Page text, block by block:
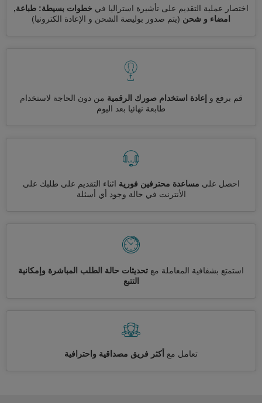
اختصار عملية التقديم على تأشيرة استراليا في خطوات بسيطة: طباعة,
امضاء و شحن (يتم صدور بوليصة الشحن و الإعادة الكترونيا)
قم برفع و إعادة استخدام صورك الرقمية من دون الحاجة لاستخدام
طابعة نهائيا بعد اليوم
احصل على مساعدة محترفين فورية اثناء التقديم على طلبك على
الأنترنت في حالة وجود أي أسئلة
استمتع بشفافية المعاملة مع تحديثات حالة الطلب المباشرة وإمكانية
التتبع
تعامل مع أكثر فريق مصداقية واحترافية